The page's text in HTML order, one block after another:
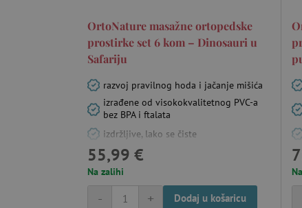
OrtoNature masažne ortopedske
prostirke set 6 kom – Dinosauri u
Safariju
razvoj pravilnog hoda i jačanje mišića
izrađene od visokokvalitetnog PVC-a
bez BPA i ftalata
izdržljive, lako se čiste
55,99 €
Na zalihi
+
- Dodaj u košaricu